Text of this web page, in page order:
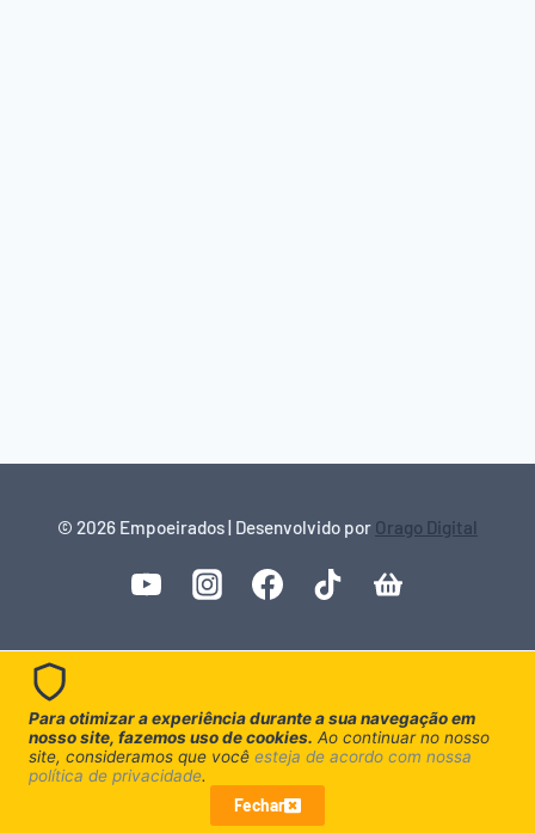
© 2026 Empoeirados | Desenvolvido por Orago Digital
Para otimizar a experiência durante a sua navegação em
nosso site, fazemos uso de cookies. Ao continuar no nosso
site, consideramos que você esteja de acordo com nossa
política de privacidade.
Fechar